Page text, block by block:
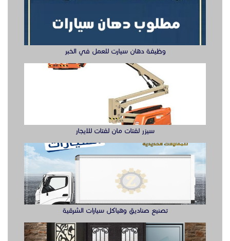
وظيفة دهان سيارت للعمل في الخبر
سيزر لفتات مان لفتات للايجار
تصنيع صناديق وهياكل سيارات الشرقية